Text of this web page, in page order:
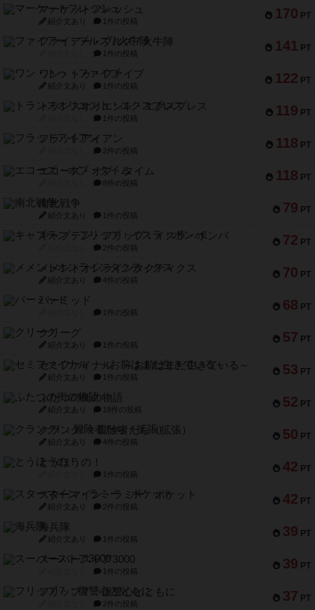
170 PT
マーケットフレッシュ
紹介文あり 1件の投稿
141 PT
ファイアー・ブルズ / 火牛陣
1件の投稿
122 PT
ワン・トゥ・ファイブ
紹介文あり 1件の投稿
119 PT
トランスオリエント・エクスプレス
1件の投稿
118 PT
フラットアイアン
2件の投稿
118 PT
エコーズ・オブ・タイム
8件の投稿
79 PT
南北戦争
紹介文あり 1件の投稿
72 PT
キャプテン・フリップ：イスラ・ボンバ
2件の投稿
70 PT
メメントオンラインタクティクス
紹介文あり 4件の投稿
68 PT
パーミッド
1件の投稿
57 PT
クリーグ
紹介文あり 1件の投稿
53 PT
セミファイナル ～お前はまだ生きている～
紹介文あり 1件の投稿
52 PT
ふたつの街の物語
紹介文あり 18件の投稿
50 PT
クランク! ：冒険者たち（拡張）
紹介文あり 4件の投稿
42 PT
とうほうの！
1件の投稿
42 PT
スターマイン・ラミー ポケット
紹介文あり 2件の投稿
39 PT
海兵隊
紹介文あり 1件の投稿
39 PT
スーパーストア3000
1件の投稿
37 PT
フリップ７：復讐心とともに
2件の投稿